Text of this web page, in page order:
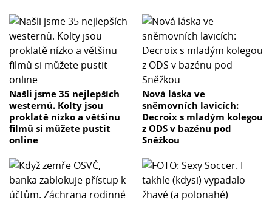
Našli jsme 35 nejlepších
westernů. Kolty jsou
proklatě nízko a většinu
filmů si můžete pustit
online
Nová láska ve
sněmovních lavicích:
Decroix s mladým kolegou
z ODS v bazénu pod
Sněžkou